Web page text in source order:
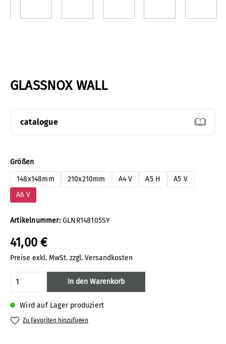
GLASSNOX WALL
catalogue
Artikelnummer:GLNR148105SY
41,00 €
Preise exkl. MwSt. zzgl. Versandkosten
Wird auf Lager produziert
Größenauswählen
148x148mm 210x210mm A4 V A5 H
A5 V
A6 V
Produkt Anzahl: Gib den gewünschten
In den Warenkorb
Zu Favoriten hinzufügen